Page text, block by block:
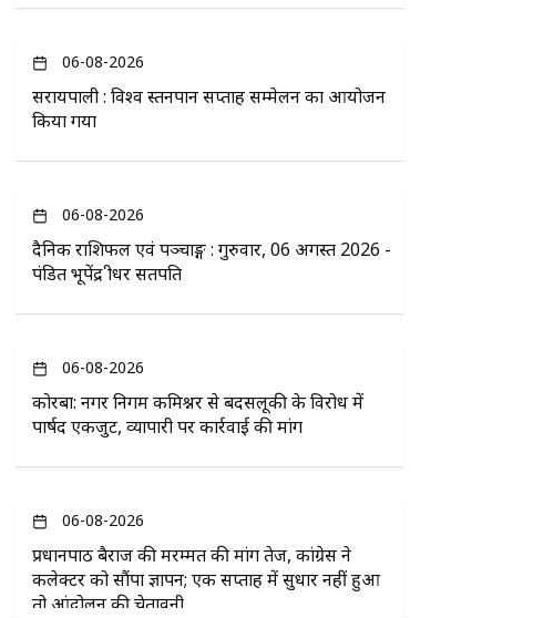
06-08-2026
सरायपाली : विश्व स्तनपान सप्ताह सम्मेलन का आयोजन
किया गया
06-08-2026
दैनिक राशिफल एवं पञ्चाङ्ग : गुरुवार, 06 अगस्त 2026 -
पंडित भूपेंद्र श्रीधर सतपति
06-08-2026
कोरबा: नगर निगम कमिश्नर से बदसलूकी के विरोध में
पार्षद एकजुट, व्यापारी पर कार्रवाई की मांग
06-08-2026
प्रधानपाठ बैराज की मरम्मत की मांग तेज, कांग्रेस ने
कलेक्टर को सौंपा ज्ञापन; एक सप्ताह में सुधार नहीं हुआ
तो आंदोलन की चेतावनी